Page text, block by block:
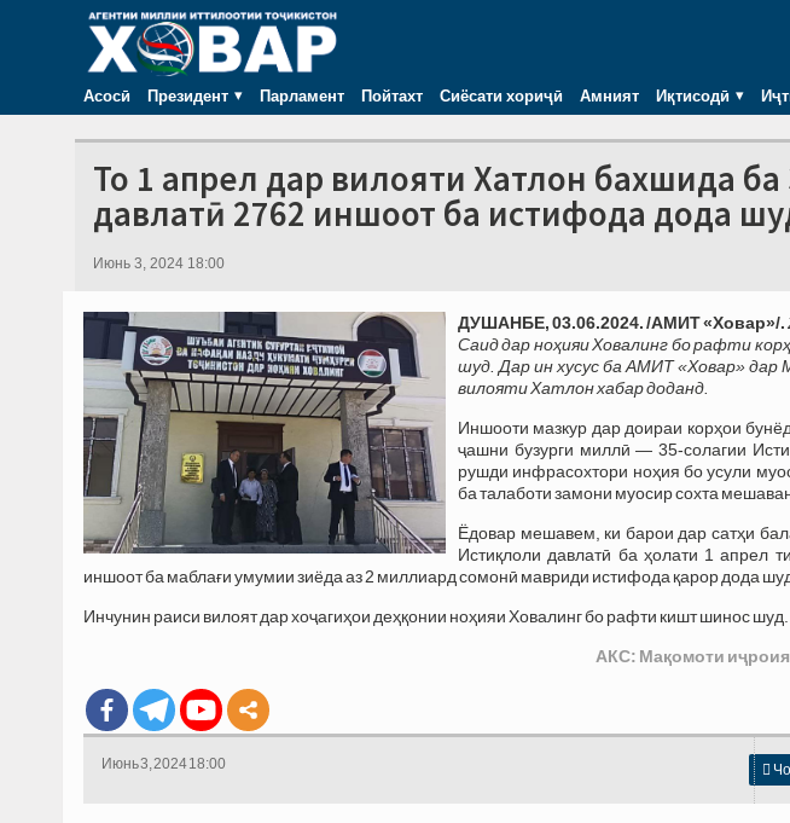
Асосӣ Президент Парламент Пойтахт Сиёсати хориҷӣ Амният Иқтисодӣ
То 1 апрел дар вилояти Хатлон бахшида ба
давлатӣ 2762 иншоот ба истифода дода
Июнь 3, 2024 18:00
ДУШАНБЕ, 03.06.2024. /АМИТ «Ховар»/.
Саид дар ноҳияи Ховалинг бо рафти
шуд. Дар ин хусус ба АМИТ «Ховар»
вилояти Хатлон хабар доданд.
Иншооти мазкур дар доираи корҳои
ҷашни бузурги миллӣ — 35-солагии
рушди инфрасохтори ноҳия бо усули
ба талаботи замони муосир сохта
Ёдовар мешавем, ки барои дар сатҳи
Истиқлоли давлатӣ ба ҳолати 1 апрел
иншоот ба маблағи умумии зиёда аз 2 миллиард сомонӣ мавриди истифода қарор дода
Инчунин раиси вилоят дар хоҷагиҳои деҳқонии ноҳияи Ховалинг бо рафти кишт шинос шуд.
АКС: Мақомоти

Июнь 3, 2024 18:00